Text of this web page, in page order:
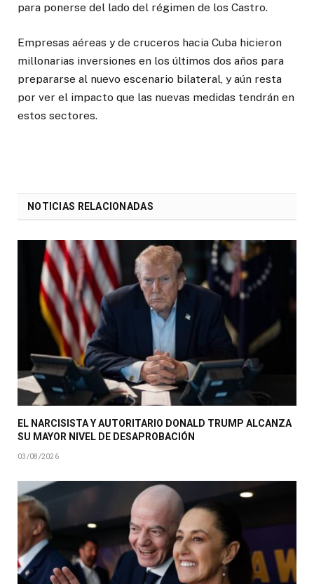
para ponerse del lado del régimen de los Castro.
Empresas aéreas y de cruceros hacia Cuba hicieron
millonarias inversiones en los últimos dos años para
prepararse al nuevo escenario bilateral, y aún resta
por ver el impacto que las nuevas medidas tendrán en
estos sectores.
NOTICIAS RELACIONADAS
EL NARCISISTA Y AUTORITARIO DONALD TRUMP ALCANZA
SU MAYOR NIVEL DE DESAPROBACIÓN
03/08/2026